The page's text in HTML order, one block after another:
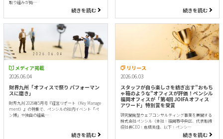
取り組みが掲…
続きを読む 続きを読む
メディア掲載
2026.06.04
財界九州「オフィスで祭り パフォーマン
スに磨き」
財界九州 2026年5月号『経営リポート（Key Manage
ment）』の特集で、ペンシルの社内イベント「ペ
ン博」や独自の組織…
続きを読む
リリース
2026.06.03
スタッフが自ら楽しさを紡ぎ出す"おもち
ゃ箱のような"オフィスが評価！ペンシル
福岡オフィスが「第4回 JOIFA オフィス
アワード」特別賞を受賞
研究開発型ウェブコンサルティング事業を展開する
株式会社ペンシル（本社：福岡市中央区、代表取締
役社長CEO：倉橋美佳、以下：ペンシ…
続きを読む